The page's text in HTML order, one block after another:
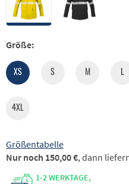
Größe:
XS S M L
4XL
Größentabelle
1-2 WERKTAGE,
Nur noch 150,00 €, dann